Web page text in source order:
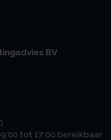
BV
tot 17:00 bereikbaar